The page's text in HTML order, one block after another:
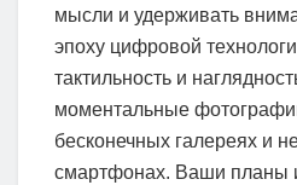
мысли и удерживать
эпоху цифровой
тактильность и
моментальные
бесконечных галереях и
смартфонах. Ваши планы